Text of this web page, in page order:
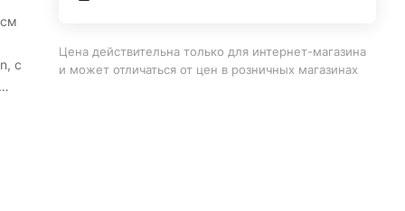
с
Цена действительна только для интернет-магазина
и может отличаться от цен в розничных магазинах